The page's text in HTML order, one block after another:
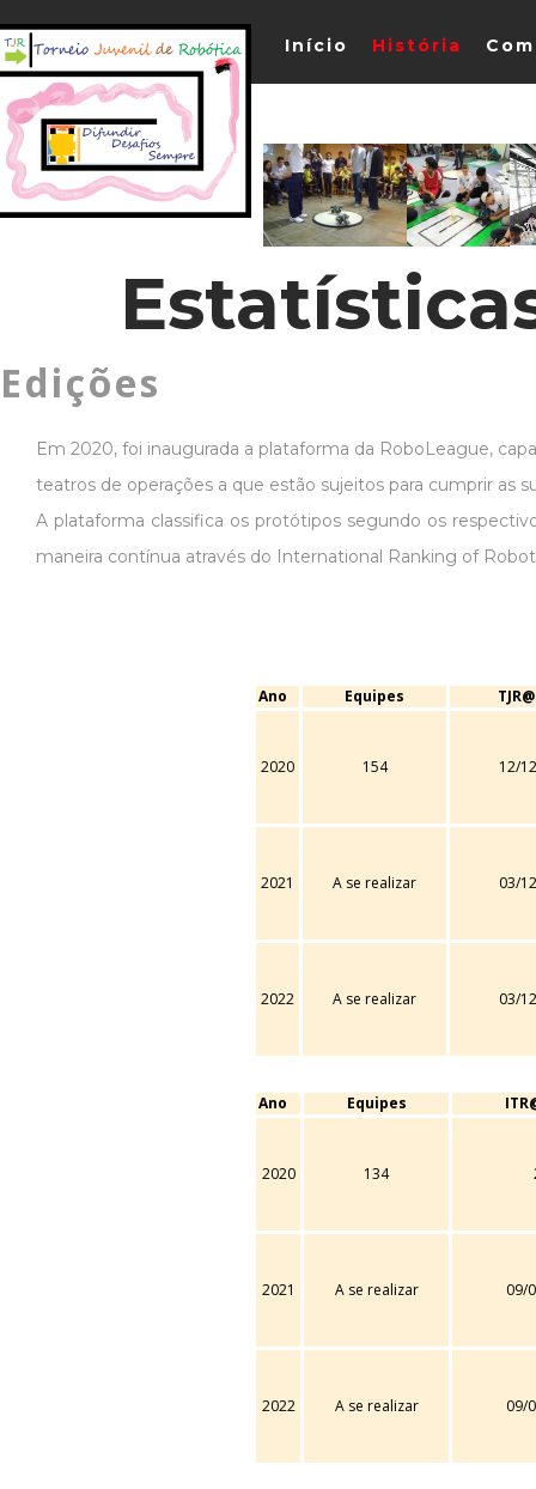
Início História
Em 2020, foi inaugurada a plataforma da RoboLeague,
teatros de operações a que estão sujeitos para cumprir as
A plataforma classifica os protótipos segundo os
maneira contínua através do International Ranking of
Edições
Ano Equipes
2020 154 12/
2021 A se realizar 03/
2022 A se realizar 03/
Ano Equipes
2020 134
2021 A se realizar 09/
2022 A se realizar 09/